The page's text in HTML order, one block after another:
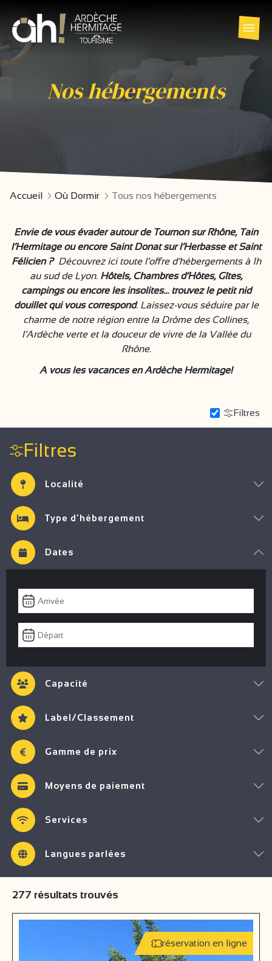
Nos hébergements
Accueil Où Dormir Tous nos hébergements
Envie de vous évader autour de Tournon sur Rhône, Tain
l’Hermitage ou encore Saint Donat sur l’Herbasse et Saint
Félicien ? Découvrez ici toute l’offre d’hébergements à 1h
au sud de Lyon. Hôtels, Chambres d’Hôtes, Gîtes,
campings ou encore les insolites… trouvez le petit nid
douillet qui vous correspond. Laissez-vous séduire par le
charme de notre région entre la Drôme des Collines,
l’Ardèche verte et la douceur de vivre de la Vallée du
Rhône.
A vous les vacances en Ardèche Hermitage!
Filtres
Filtres
Localité
Type d'hébergement
Dates
Capacité
Label/Classement
Gamme de prix
Moyens de paiement
Services
Langues parlées
277 résultats trouvés
réservation en ligne